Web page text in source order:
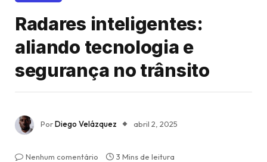
Radares inteligentes:
aliando tecnologia e
segurança no trânsito
PorDiego Velázquez abril 2, 2025
Nenhum comentário
3 Mins de leitura